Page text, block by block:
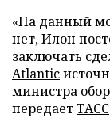
«На данный
нет, Илон
заключать
Atlantic
министра
передаетТАСС